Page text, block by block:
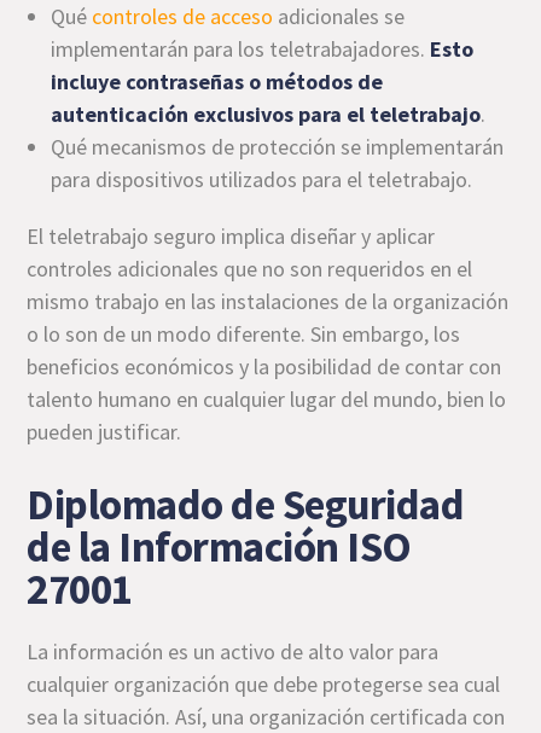
Qué controles de acceso adicionales se
implementarán para los teletrabajadores. Esto
incluye contraseñas o métodos de
autenticación exclusivos para el teletrabajo.
Qué mecanismos de protección se implementarán
para dispositivos utilizados para el teletrabajo.
El teletrabajo seguro implica diseñar y aplicar
controles adicionales que no son requeridos en el
mismo trabajo en las instalaciones de la organización
o lo son de un modo diferente. Sin embargo, los
beneficios económicos y la posibilidad de contar con
talento humano en cualquier lugar del mundo, bien lo
pueden justificar.
Diplomado de Seguridad
de la Información ISO
27001
La información es un activo de alto valor para
cualquier organización que debe protegerse sea cual
sea la situación. Así, una organización certificada con